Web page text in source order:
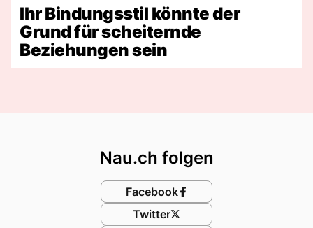
Ihr Bindungsstil könnte der
Grund für scheiternde
Beziehungen sein
Nau.ch folgen
Facebook
Twitter